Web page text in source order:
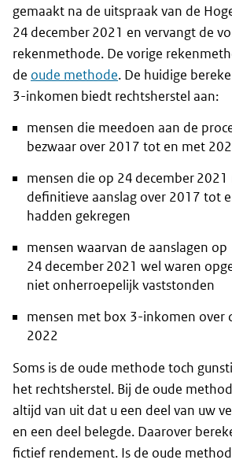
gemaakt na de uitspraak van de
24 december 2021 en vervangt de
rekenmethode. De vorige
de oude methode. De huidige
3-inkomen biedt rechtsherstel aan:
mensen die meedoen aan de
bezwaar over 2017 tot en met
mensen die op 24 december 2021
definitieve aanslag over 2017 tot
hadden gekregen
mensen waarvan de aanslagen op
24 december 2021 wel waren
niet onherroepelijk vaststonden
mensen met box 3-inkomen over
2022
Soms is de oude methode toch
het rechtsherstel. Bij de oude
altijd van uit dat u een deel van uw
en een deel belegde. Daarover
fictief rendement. Is de oude